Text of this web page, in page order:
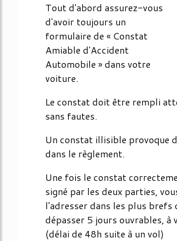
Tout d'abord assurez-vous
d'avoir toujours un
formulaire de « Constat
Amiable d'Accident
Automobile » dans votre
voiture.
Le constat doit être rempli
sans fautes.
Un constat illisible provoque
dans le règlement.
Une fois le constat
signé par les deux parties,
l'adresser dans les plus brefs
dépasser 5 jours ouvrables, à
(délai de 48h suite à un vol)